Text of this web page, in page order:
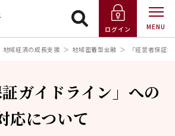
ログイン MENU
地域経済の成長支援 地域密着型金融 「経営者保証
証ガイドライン」への
応について